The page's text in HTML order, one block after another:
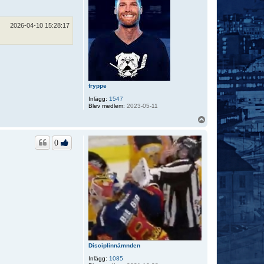
fryppe
Inlägg: 1547
Blev medlem: 2023-05-11
2026-04-10 15:28:17
Disciplinnämnden
Inlägg: 1085
0